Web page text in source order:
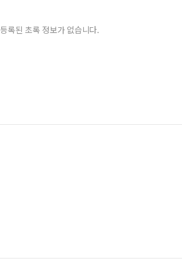
등록된 초록 정보가 없습니다.